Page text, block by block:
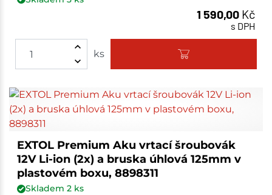
1 590,00 Kč
s DPH
ks
EXTOL Premium Aku vrtací šroubovák
12V Li-ion (2x) a bruska úhlová 125mm v
plastovém boxu, 8898311
Skladem 2ks